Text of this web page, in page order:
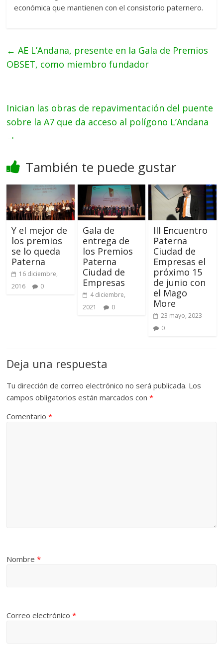
económica que mantienen con el consistorio paternero.
← AE L’Andana, presente en la Gala de Premios
OBSET, como miembro fundador
Inician las obras de repavimentación del puente
sobre la A7 que da acceso al polígono L’Andana
→
También te puede gustar
Y el mejor de
los premios
se lo queda
Paterna
16 diciembre,
2016
0
Gala de
entrega de
los Premios
Paterna
Ciudad de
Empresas
4 diciembre,
2021
0
III Encuentro
Paterna
Ciudad de
Empresas el
próximo 15
de junio con
el Mago
More
23 mayo, 2023
0
Deja una respuesta
Tu dirección de correo electrónico no será publicada. Los
campos obligatorios están marcados con*
Comentario*
Nombre*
Correo electrónico*